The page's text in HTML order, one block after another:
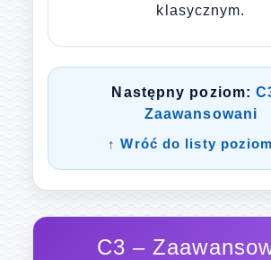
klasycznym.
Następny poziom:
Zaawansowani
↑ Wróć do listy
C3 –